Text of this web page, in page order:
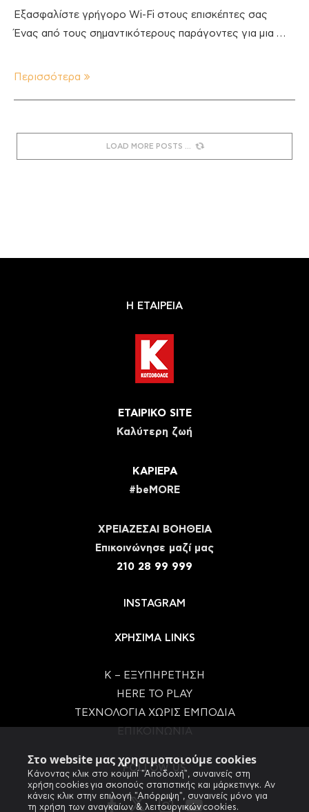
Στο website μας χρησιμοποιούμε cookies
Κάνοντας κλικ στο κουμπί "Αποδοχή", συναινείς στη
χρήση cookies για σκοπούς στατιστικής και μάρκετινγκ. Αν
κάνεις κλικ στην επιλογή "Απόρριψη", συναινείς μόνο για
τη χρήση των αναγκαίων & λειτουργικών cookies.
Εξασφαλίστε γρήγορο Wi-Fi στους επισκέπτες σας
Ένας από τους σημαντικότερους παράγοντες για μια …
Περισσότερα
LOAD MORE POSTS
Η ΕΤΑΙΡΕΙΑ
ΕΤΑΙΡΙΚΟ SITE
Καλύτερη ζωή
ΚΑΡΙΕΡΑ
#beMORE
ΧΡΕΙΑΖΕΣΑΙ ΒΟΗΘΕΙΑ
Eπικοινώνησε μαζί μας
210 28 99 999
INSTAGRAM
ΧΡΗΣΙΜΑ LINKS
Κ – ΕΞΥΠΗΡΕΤΗΣΗ
HERE TO PLAY
ΤΕΧΝΟΛΟΓΙΑ ΧΩΡΙΣ ΕΜΠΟΔΙΑ
FOLLOW US